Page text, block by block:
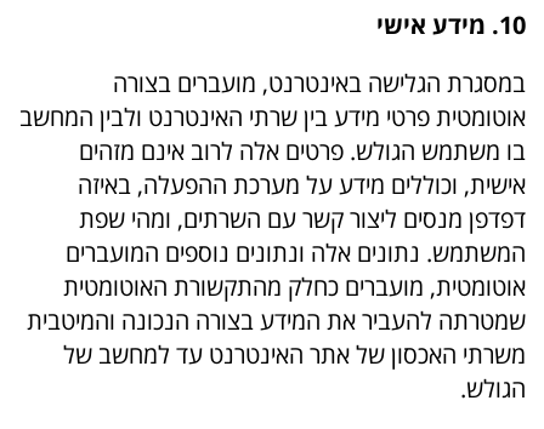
10. מידע אישי
במסגרת הגלישה באינטרנט, מועברים בצורה
אוטומטית פרטי מידע בין שרתי האינטרנט ולבין המחשב
בו משתמש הגולש. פרטים אלה לרוב אינם מזהים
אישית, וכוללים מידע על מערכת ההפעלה, באיזה
דפדפן מנסים ליצור קשר עם השרתים, ומהי שפת
המשתמש. נתונים אלה ונתונים נוספים המועברים
אוטומטית, מועברים כחלק מהתקשורת האוטומטית
שמטרתה להעביר את המידע בצורה הנכונה והמיטבית
משרתי האכסון של אתר האינטרנט עד למחשב של
הגולש.